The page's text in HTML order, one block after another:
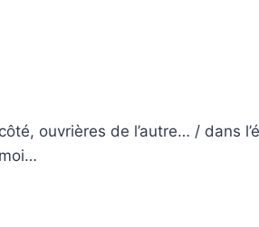
ouvrières de l’autre… / dans